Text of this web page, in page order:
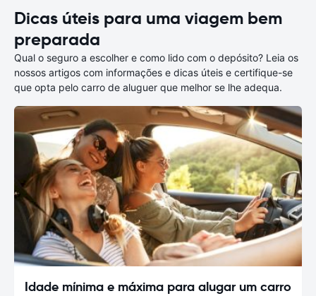
Dicas úteis para uma viagem bem
preparada
Qual o seguro a escolher e como lido com o depósito? Leia os
nossos artigos com informações e dicas úteis e certifique-se
que opta pelo carro de aluguer que melhor se lhe adequa.
Idade mínima e máxima para alugar um carro